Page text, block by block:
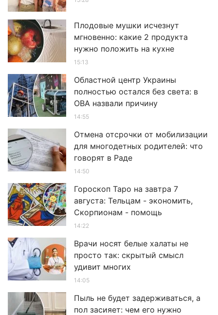
Плодовые мушки исчезнут
мгновенно: какие 2 продукта
нужно положить на кухне
15:13
Областной центр Украины
полностью остался без света: в
ОВА назвали причину
14:55
Отмена отсрочки от мобилизации
для многодетных родителей: что
говорят в Раде
14:50
Гороскоп Таро на завтра 7
августа: Тельцам - экономить,
Скорпионам - помощь
14:22
Врачи носят белые халаты не
просто так: скрытый смысл
удивит многих
14:05
Пыль не будет задерживаться, а
пол засияет: чем его нужно